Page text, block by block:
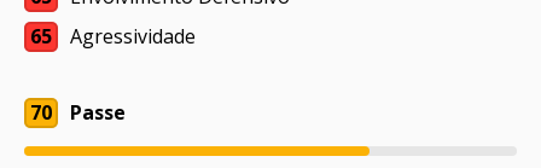
65
Agressividade
70 Passe